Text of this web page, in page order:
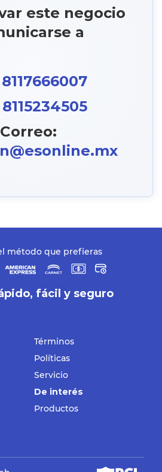
este negocio
a
8117666007
8115234505
Correo:
método que prefieras
fácil y seguro
Términos
Políticas
Servicio
De interés
Productos